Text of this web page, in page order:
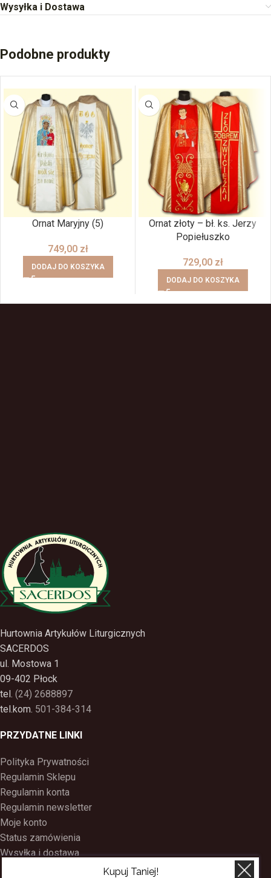
Wysyłka i Dostawa
Podobne produkty
Ornat Maryjny (5)
749,00 zł
DODAJ DO KOSZYKA
Ornat złoty – bł. ks. Jerzy
Popiełuszko
729,00 zł
DODAJ DO KOSZYKA
Hurtownia Artykułów Liturgicznych
SACERDOS
ul. Mostowa 1
09-402 Płock
tel. (24) 2688897
tel.kom. 501-384-314
PRZYDATNE LINKI
Polityka Prywatności
Regulamin Sklepu
Regulamin konta
Regulamin newsletter
Moje konto
Status zamówienia
Wysyłka i dostawa
Kupuj Taniej!